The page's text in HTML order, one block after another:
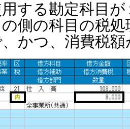
用する勘定科目
側の科目の税
かつ、消費税